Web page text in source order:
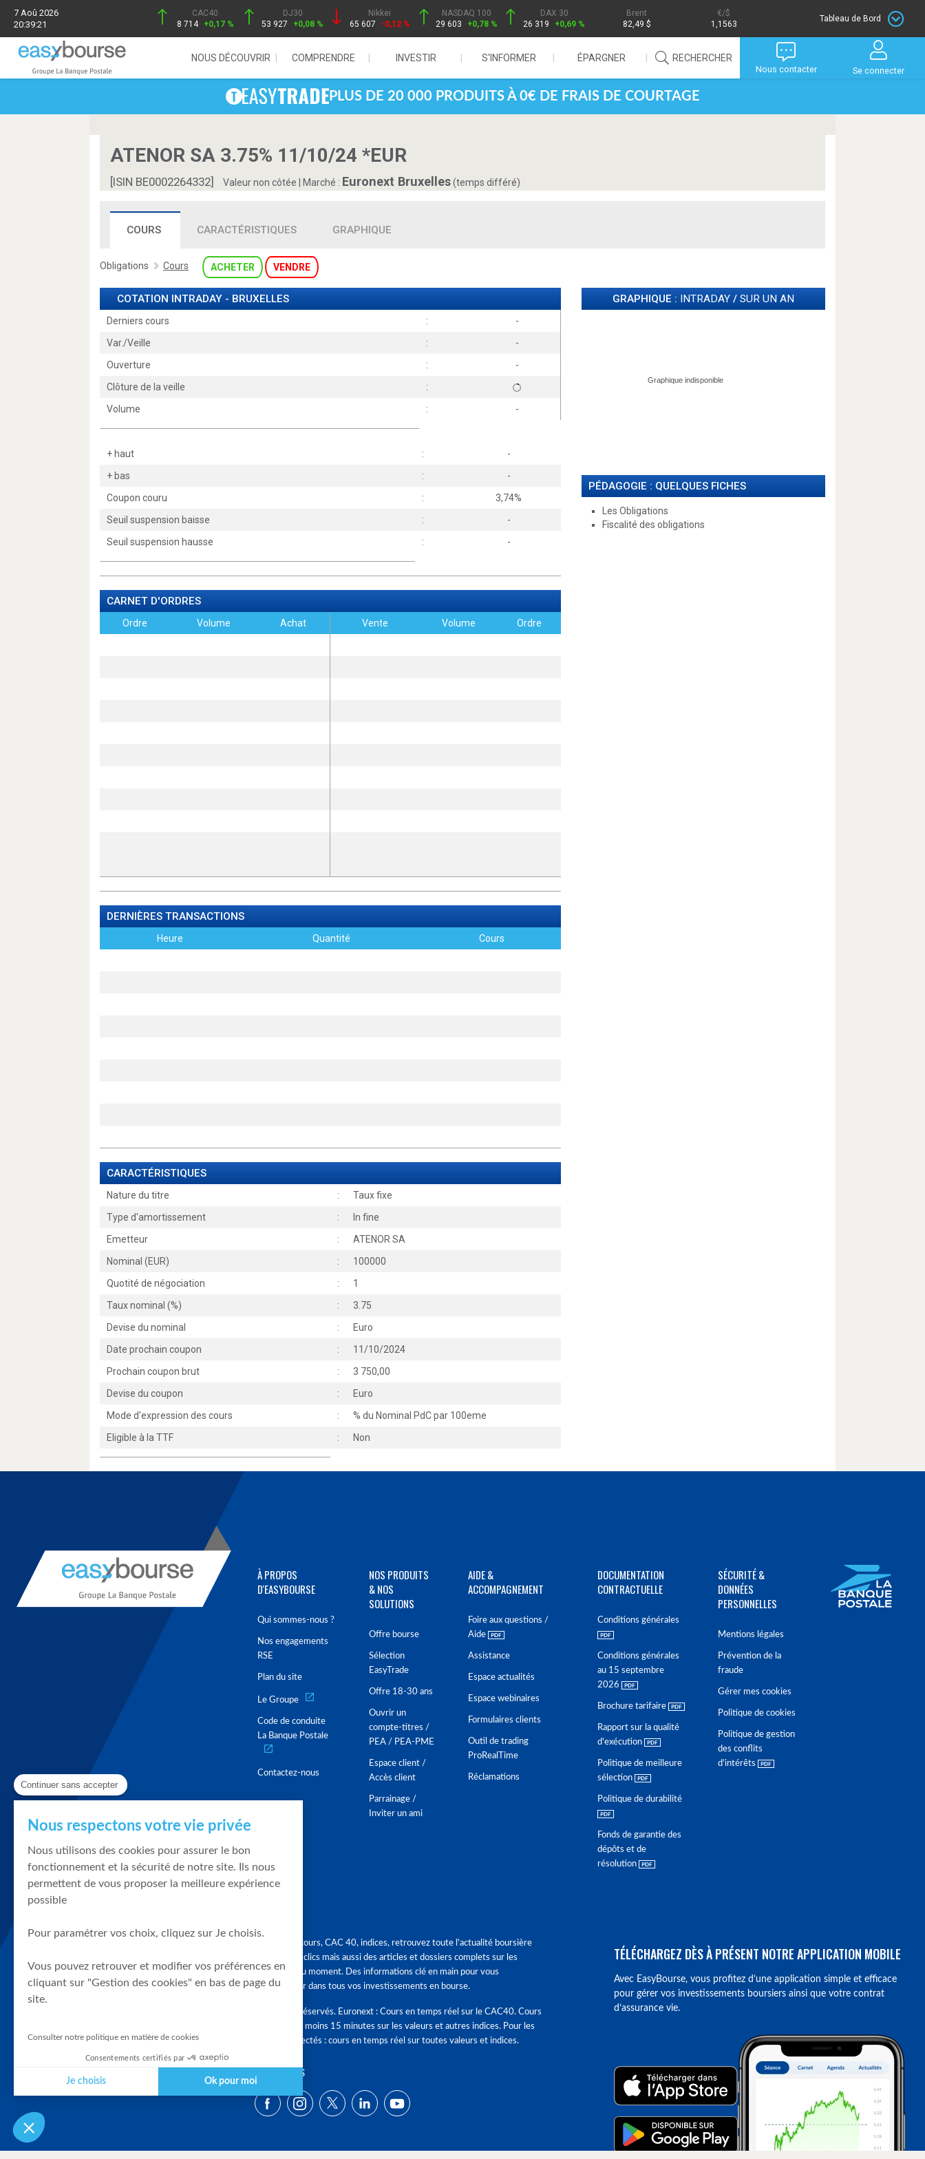
7 Aoû 2026
20:39:21
CAC40
8 714 +0,17 %
DJ30
53 927
+0,08 %
Nikkei
65 607
-0,12 %
NASDAQ 100
29 603
+0,78 %
DAX 30
26 319
+0,69 %
Brent
82,49 $
/$
1,1563
Tableau de Bord
NOUS DÉCOUVRIR COMPRENDRE INVESTIR S'INFORMER ÉPARGNER RECHERCHER
Nous contacter Se connecter
PLUS DE 20 000 PRODUITS À 0€ DE FRAIS DE COURTAGE
ATENOR SA 3.75% 11/10/24 *EUR
[ISIN BE0002264332] Valeur non côtée Marché : Euronext Bruxelles(temps différé)
COURS CARACTÉRISTIQUES GRAPHIQUE
Obligations Cours ACHETER VENDRE
COTATION INTRADAY - BRUXELLES
Derniers cours :
-
Var./Veille
:
-
Ouverture
:
-
Clôture de la veille
:
Volume
: -
+ haut :
-
+ bas
:
-
Coupon couru
:
3,74%
Seuil suspension baisse
:
-
Seuil suspension hausse
: -
CARNET D'ORDRES
Ordre Volume Achat Vente Volume Ordre
DERNIÈRES TRANSACTIONS
Heure Quantité Cours
CARACTÉRISTIQUES
Nature du titre :
Taux fixe
Type d'amortissement
:
In fine
Emetteur
:
ATENOR SA
Nominal (EUR)
:
100000
Quotité de négociation
:
1
Taux nominal (%)
:
3.75
Devise du nominal
:
Euro
Date prochain coupon
:
11/10/2024
Prochain coupon brut
:
3 750,00
Devise du coupon
:
Euro
Mode d'expression des cours
:
% du Nominal PdC par 100eme
Eligible à la TTF
: Non
GRAPHIQUE : INTRADAY /SUR UN AN
PÉDAGOGIE : QUELQUES FICHES
Les Obligations
Fiscalité des obligations
À PROPOS
D'EASYBOURSE
Qui sommes-nous ?
Nos engagements
RSE
Plan du site
Le Groupe
Code de conduite
La Banque Postale
Contactez-nous
NOS PRODUITS
& NOS
SOLUTIONS
Offre bourse
Sélection
EasyTrade
Offre 18-30 ans
Ouvrir un
compte-titres /
PEA / PEA-PME
Espace client /
Accès client
Parrainage /
Inviter un ami
AIDE &
ACCOMPAGNEMENT
Foire aux questions /
Aide
Assistance
Espace actualités
Espace webinaires
Formulaires clients
Outil de trading
ProRealTime
Réclamations
DOCUMENTATION
CONTRACTUELLE
Conditions générales
Conditions générales
au 15 septembre
2026
Brochure tarifaire
Rapport sur la qualité
d'exécution
Politique de meilleure
sélection
Politique de durabilité
Fonds de garantie des
dépôts et de
résolution
SÉCURITÉ &
DONNÉES
PERSONNELLES
Mentions légales
Prévention de la
fraude
Gérer mes cookies
Politique de cookies
Politique de gestion
des conflits
d'intérêts
Graphique, cours, CAC 40, indices, retrouvez toute l'actualité boursière
en quelques clics mais aussi des articles et dossiers complets sur les
tendances du moment. Des informations clé en main pour vous
accompagner dans tous vos investissements en bourse.
Tous droits réservés. Euronext : Cours en temps réel sur le CAC40. Cours
différés d'au moins 15 minutes sur les valeurs et autres indices. Pour les
clients connectés : cours en temps réel sur toutes valeurs et indices.
SUIVEZ-NOUS
TÉLÉCHARGEZ DÈS À PRÉSENT NOTRE APPLICATION MOBILE
Avec EasyBourse, vous profitez d’une application simple et efficace
pour gérer vos investissements boursiers ainsi que votre contrat
d’assurance vie.
Continuer sans accepter
Nous respectons votre vie privée
Nous utilisons des cookies pour assurer le bon
fonctionnement et la sécurité de notre site. Ils nous
permettent de vous proposer la meilleure expérience
possible
Pour paramétrer vos choix, cliquez sur Je choisis.
Vous pouvez retrouver et modifier vos préférences en
cliquant sur "Gestion des cookies" en bas de page du
site.
Consulter notre politique en matière de cookies
Consentements certifiés par
Je choisis Ok pour moi
Plateforme de Gestion du Consentement : Personnalisez vos Options
Notre plateforme vous permet d'adapter et de gérer vos paramètres de confidentialité, en garantissant la conformité avec les réglementations. Personnalisez vos préférences pour contrôler la manière dont